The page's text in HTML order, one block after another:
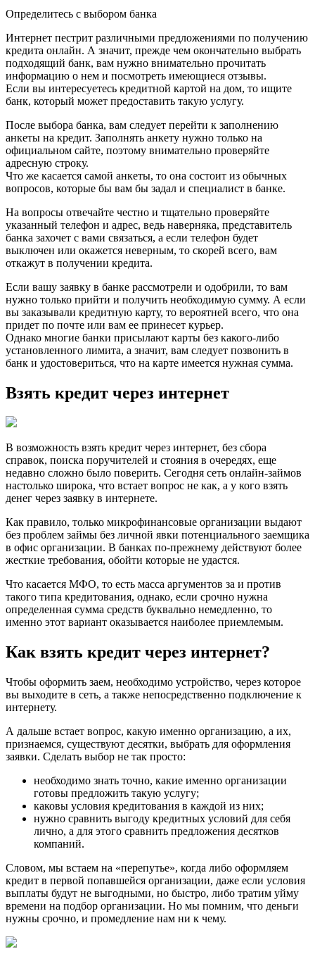
Определитесь с выбором банка
Интернет пестрит различными предложениями по получению
кредита онлайн. А значит, прежде чем окончательно выбрать
подходящий банк, вам нужно внимательно прочитать
информацию о нем и посмотреть имеющиеся отзывы.
Если вы интересуетесь кредитной картой на дом, то ищите
банк, который может предоставить такую услугу.
После выбора банка, вам следует перейти к заполнению
анкеты на кредит. Заполнять анкету нужно только на
официальном сайте, поэтому внимательно проверяйте
адресную строку.
Что же касается самой анкеты, то она состоит из обычных
вопросов, которые бы вам бы задал и специалист в банке.
На вопросы отвечайте честно и тщательно проверяйте
указанный телефон и адрес, ведь наверняка, представитель
банка захочет с вами связаться, а если телефон будет
выключен или окажется неверным, то скорей всего, вам
откажут в получении кредита.
Если вашу заявку в банке рассмотрели и одобрили, то вам
нужно только прийти и получить необходимую сумму. А если
вы заказывали кредитную карту, то вероятней всего, что она
придет по почте или вам ее принесет курьер.
Однако многие банки присылают карты без какого-либо
установленного лимита, а значит, вам следует позвонить в
банк и удостовериться, что на карте имеется нужная сумма.
Взять кредит через интернет
В возможность взять кредит через интернет, без сбора
справок, поиска поручителей и стояния в очередях, еще
недавно сложно было поверить. Сегодня сеть онлайн-займов
настолько широка, что встает вопрос не как, а у кого взять
денег через заявку в интернете.
Как правило, только микрофинансовые организации выдают
без проблем займы без личной явки потенциального заемщика
в офис организации. В банках по-прежнему действуют более
жесткие требования, обойти которые не удастся.
Что касается МФО, то есть масса аргументов за и против
такого типа кредитования, однако, если срочно нужна
определенная сумма средств буквально немедленно, то
именно этот вариант оказывается наиболее приемлемым.
Как взять кредит через интернет?
Чтобы оформить заем, необходимо устройство, через которое
вы выходите в сеть, а также непосредственно подключение к
интернету.
А дальше встает вопрос, какую именно организацию, а их,
признаемся, существуют десятки, выбрать для оформления
заявки. Сделать выбор не так просто:
необходимо знать точно, какие именно организации
готовы предложить такую услугу;
каковы условия кредитования в каждой из них;
нужно сравнить выгоду кредитных условий для себя
лично, а для этого сравнить предложения десятков
компаний.
Словом, мы встаем на «перепутье», когда либо оформляем
кредит в первой попавшейся организации, даже если условия
выплаты будут не выгодными, но быстро, либо тратим уйму
времени на подбор организации. Но мы помним, что деньги
нужны срочно, и промедление нам ни к чему.